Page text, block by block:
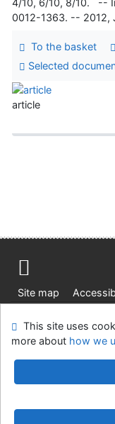
4/10, 6/10, 8/10. --
0012-1363. -- 2012,
To the basket
Selected
article
Site map
Ústavní soud, IČO:
660 83 Brno
©1993-2026IPAC
This site uses
more about how we